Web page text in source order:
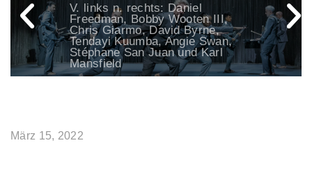
V. links n. rechts: Daniel
Freedman, Bobby Wooten III,
Chris Giarmo, David Byrne,
Tendayi Kuumba, Angie Swan,
Stéphane San Juan und Karl
Mansfield
März 15, 2022